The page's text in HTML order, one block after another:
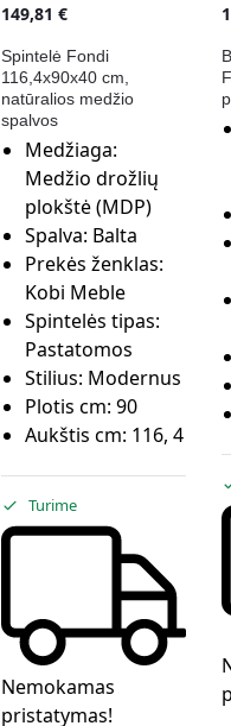
149,81€
Spintelė Fondi
116,4x90x40 cm,
natūralios medžio
spalvos
Medžiaga:
Medžio drožlių
plokštė (MDP)
Spalva: Balta
Prekės ženklas:
Kobi Meble
Spintelės tipas:
Pastatomos
Stilius: Modernus
Plotis cm:90
Aukštis cm: 116, 4
Turime
Nemokamas
pristatymas!